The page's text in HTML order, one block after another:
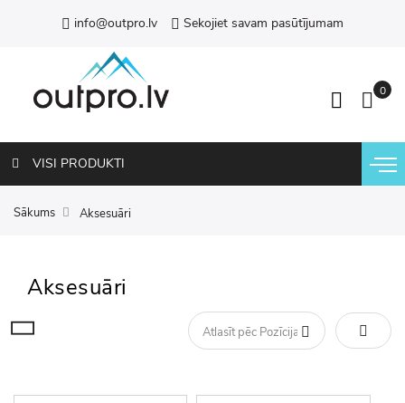
info@outpro.lv Sekojiet savam pasūtījumam
VISI PRODUKTI
Sākums Aksesuāri
Aksesuāri